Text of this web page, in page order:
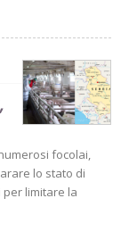
focolai,
lo stato di
limitare la